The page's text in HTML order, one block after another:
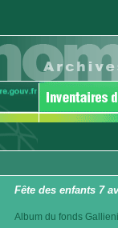
Fête des enfants 7
Album du fonds